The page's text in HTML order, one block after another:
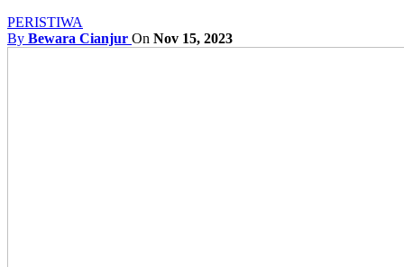
PERISTIWA
By Bewara Cianjur On Nov 15, 2023